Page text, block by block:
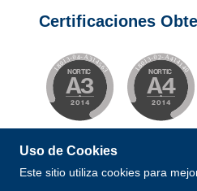
Certificaciones
© 2026 Todos los
Uso de Cookies
Este sitio utiliza cookies para